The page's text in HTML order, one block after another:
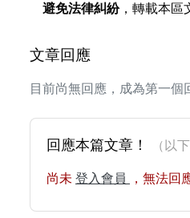
避免法律糾紛，轉載本區
文章回應
目前尚無回應，成為第一個
回應本篇文章！ （以
尚未 登入會員 ，無法回